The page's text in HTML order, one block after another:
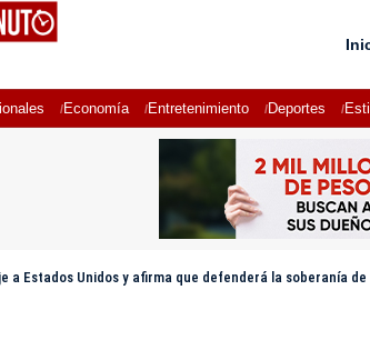
Economía Entretenimiento Deportes
a Estados Unidos y afirma que defenderá la soberanía de